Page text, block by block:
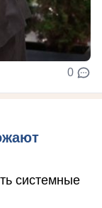
0
системные